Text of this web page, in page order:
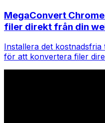
MegaConvert
filer direkt från din
Installera det
för att konvertera filer